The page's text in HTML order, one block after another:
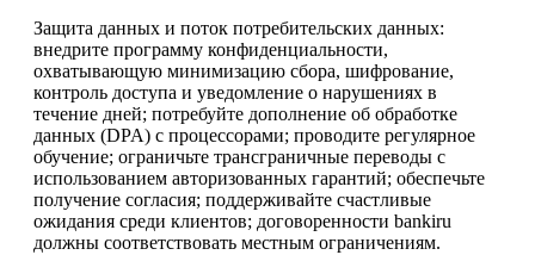
Защита данных и поток потребительских данных:
внедрите программу конфиденциальности,
охватывающую минимизацию сбора, шифрование,
контроль доступа и уведомление о нарушениях в
течение дней; потребуйте дополнение об обработке
данных (DPA) с процессорами; проводите регулярное
обучение; ограничьте трансграничные переводы с
использованием авторизованных гарантий; обеспечьте
получение согласия; поддерживайте счастливые
ожидания среди клиентов; договоренности bankiru
должны соответствовать местным ограничениям.